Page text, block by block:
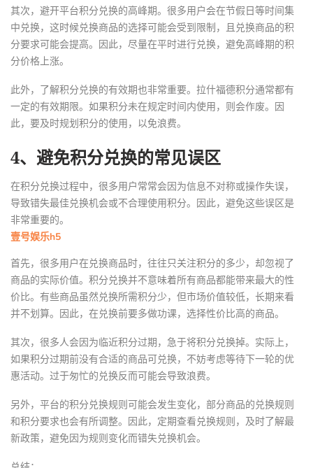
其次，避开平台积分兑换的高峰期。很多用户会在节假日等时间集
中兑换，这时候兑换商品的选择可能会受到限制，且兑换商品的积
分要求可能会提高。因此，尽量在平时进行兑换，避免高峰期的积
分价格上涨。
此外，了解积分兑换的有效期也非常重要。拉什福德积分通常都有
一定的有效期限。如果积分未在规定时间内使用，则会作废。因
此，要及时规划积分的使用，以免浪费。
4、避免积分兑换的常见误区
在积分兑换过程中，很多用户常常会因为信息不对称或操作失误，
导致错失最佳兑换机会或不合理使用积分。因此，避免这些误区是
非常重要的。
壹号娱乐h5
首先，很多用户在兑换商品时，往往只关注积分的多少，却忽视了
商品的实际价值。积分兑换并不意味着所有商品都能带来最大的性
价比。有些商品虽然兑换所需积分少，但市场价值较低，长期来看
并不划算。因此，在兑换前要多做功课，选择性价比高的商品。
其次，很多人会因为临近积分过期，急于将积分兑换掉。实际上，
如果积分过期前没有合适的商品可兑换，不妨考虑等待下一轮的优
惠活动。过于匆忙的兑换反而可能会导致浪费。
另外，平台的积分兑换规则可能会发生变化，部分商品的兑换规则
和积分要求也会有所调整。因此，定期查看兑换规则，及时了解最
新政策，避免因为规则变化而错失兑换机会。